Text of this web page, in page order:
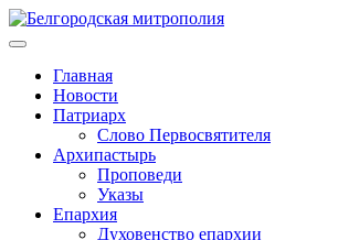
Главная
Новости
Патриарх
Слово Первосвятителя
Архипастырь
Проповеди
Указы
Епархия
Духовенство епархии